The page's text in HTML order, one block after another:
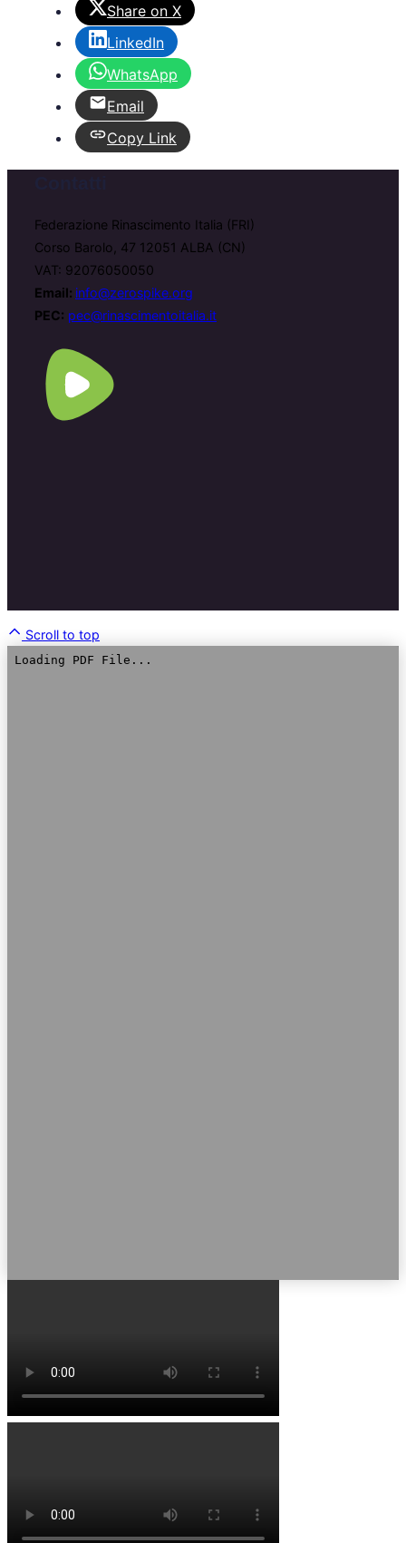
Share on X
LinkedIn
WhatsApp
Email
Copy Link
Federazione Rinascimento Italia (FRI)
Corso Barolo, 47 12051 ALBA (CN)
VAT: 92076050050
Email: info@zerospike.org
PEC: pec@rinascimentoitalia.it
Scroll to top